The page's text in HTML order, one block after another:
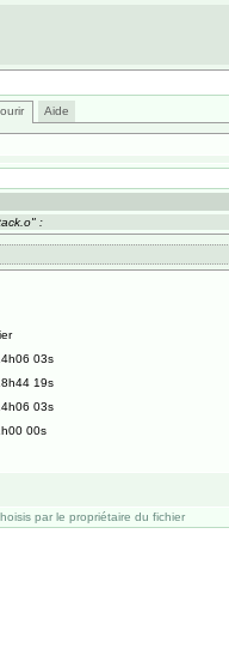
Aide
:
03s
19s
03s
00s
par le propriétaire du fichier